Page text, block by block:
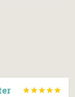
